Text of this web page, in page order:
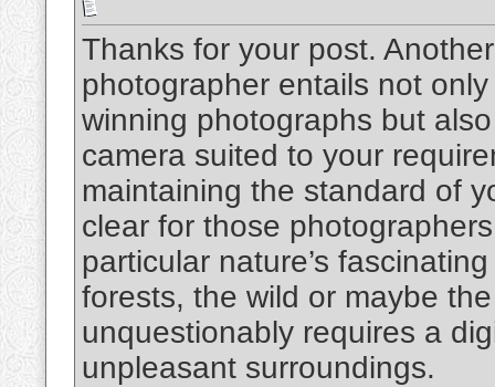
Thanks for your post.
photographer entails not
winning photographs but
camera suited to your
maintaining the standard of
clear for those
particular nature’s
forests, the wild or maybe
unquestionably requires a
unpleasant surroundings.